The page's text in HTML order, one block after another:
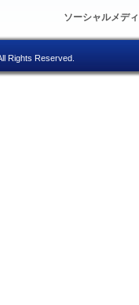
ソーシャルメデ
Rights Reserved.